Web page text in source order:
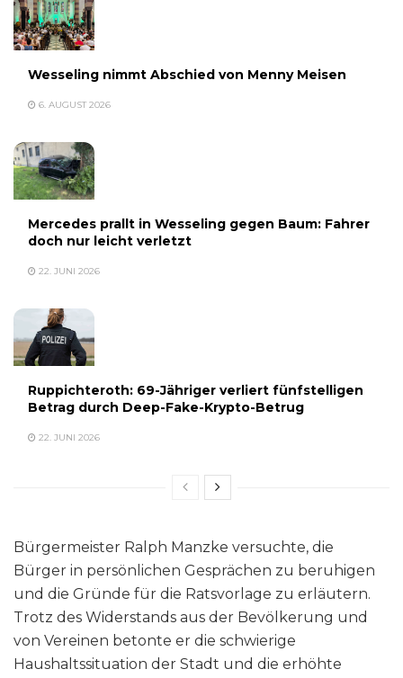
Wesseling nimmt Abschied von Menny Meisen
6. AUGUST 2026
Mercedes prallt in Wesseling gegen Baum: Fahrer
doch nur leicht verletzt
22. JUNI 2026
Ruppichteroth: 69-Jähriger verliert fünfstelligen
Betrag durch Deep-Fake-Krypto-Betrug
22. JUNI 2026
Bürgermeister Ralph Manzke versuchte, die
Bürger in persönlichen Gesprächen zu beruhigen
und die Gründe für die Ratsvorlage zu erläutern.
Trotz des Widerstands aus der Bevölkerung und
von Vereinen betonte er die schwierige
Haushaltssituation der Stadt und die erhöhte